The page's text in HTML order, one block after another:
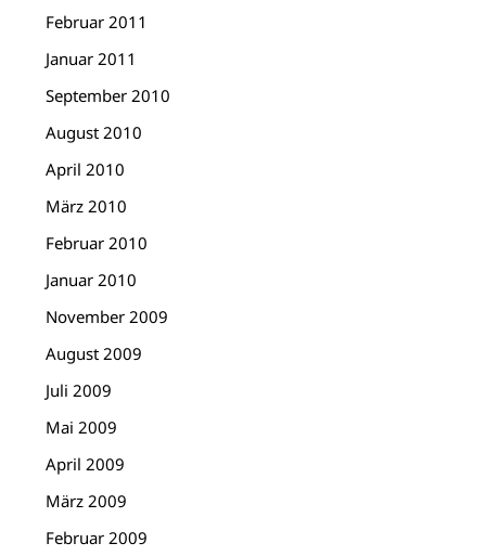
Februar 2011
Januar 2011
September 2010
August 2010
April 2010
März 2010
Februar 2010
Januar 2010
November 2009
August 2009
Juli 2009
Mai 2009
April 2009
März 2009
Februar 2009